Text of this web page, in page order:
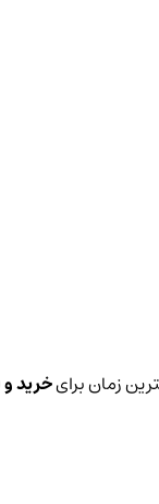
زمان برایخرید